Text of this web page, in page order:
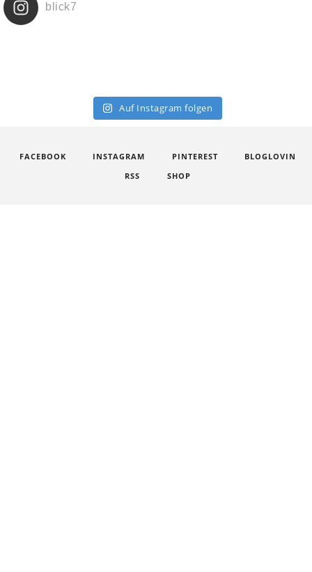
blick7
Auf Instagram folgen
FACEBOOK INSTAGRAM PINTEREST
BLOGLOVIN
RSS
SHOP